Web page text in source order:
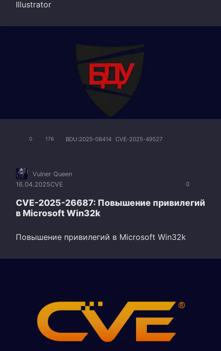
Illustrator
0 176 BDU:2025-08414 CVE-2025-49527
0
Vulner Queen
16.04.2025CVE
CVE-2025-26687: Повышение привилегий
в Microsoft Win32k
Повышение привилегий в Microsoft Win32k